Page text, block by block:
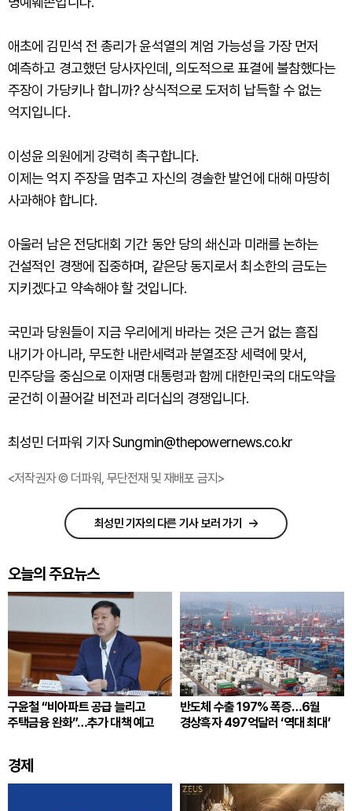
애초에 김민석 전 총리가 윤석열의 계엄 가능성을 가장 먼저
예측하고 경고했던 당사자인데, 의도적으로 표결에 불참했다는
주장이 가당키나 합니까? 상식적으로 도저히 납득할 수 없는
억지입니다.
이성윤 의원에게 강력히 촉구합니다.
이제는 억지 주장을 멈추고 자신의 경솔한 발언에 대해 마땅히
사과해야 합니다.
아울러 남은 전당대회 기간 동안 당의 쇄신과 미래를 논하는
건설적인 경쟁에 집중하며, 같은당 동지로서 최소한의 금도는
지키겠다고 약속해야 할 것입니다.
국민과 당원들이 지금 우리에게 바라는 것은 근거 없는 흠집
내기가 아니라, 무도한 내란세력과 분열조장 세력에 맞서,
민주당을 중심으로 이재명 대통령과 함께 대한민국의 대도약을
굳건히 이끌어갈 비전과 리더십의 경쟁입니다.
최성민 더파워 기자 Sungmin@thepowernews.co.kr
<저작권자 © 더파워, 무단전재 및 재배포 금지>
최성민 기자의 다른 기사 보러 가기
오늘의 주요뉴스
구윤철 “비아파트 공급 늘리고
주택금융 완화”…추가 대책 예고
반도체 수출 197% 폭증…6월
경상흑자 497억달러 ‘역대 최대’
경제